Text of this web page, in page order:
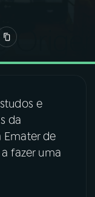
e
da
de
fazer uma